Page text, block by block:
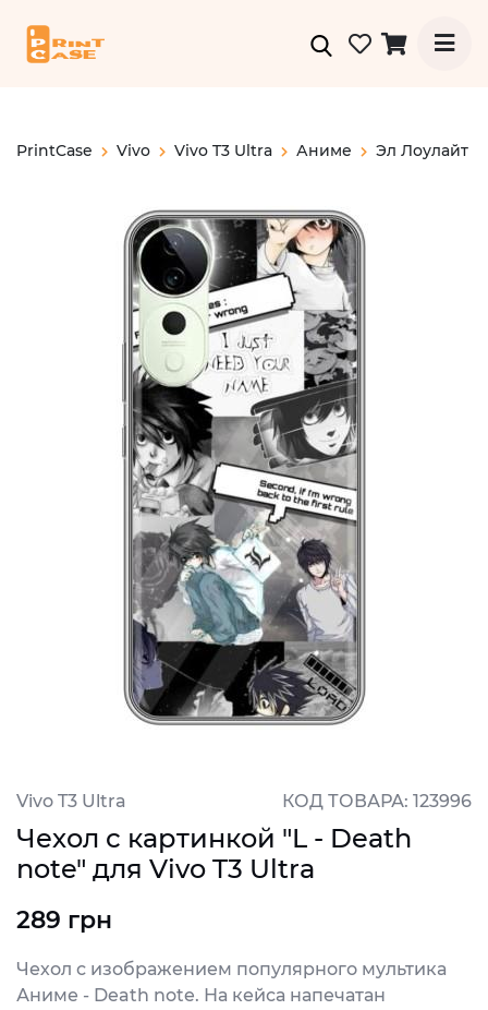
PrintCase Vivo Vivo T3 Ultra Аниме Эл Лоулайт
Vivo T3 Ultra КОД ТОВАРА: 123996
Чехол с картинкой "L - Death
note" для Vivo T3 Ultra
289 грн
Чехол с изображением популярного мультика
Аниме - Death note. На кейса напечатан